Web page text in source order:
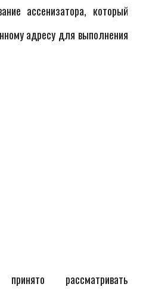
ассенизатора, который
адресу для выполнения
рассматривать